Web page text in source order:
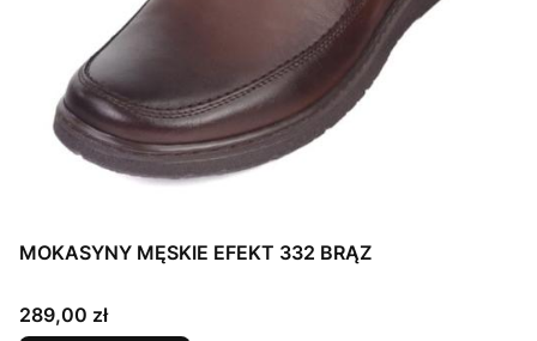
MOKASYNY MĘSKIE EFEKT 332 BRĄZ
Cena
289,00 zł